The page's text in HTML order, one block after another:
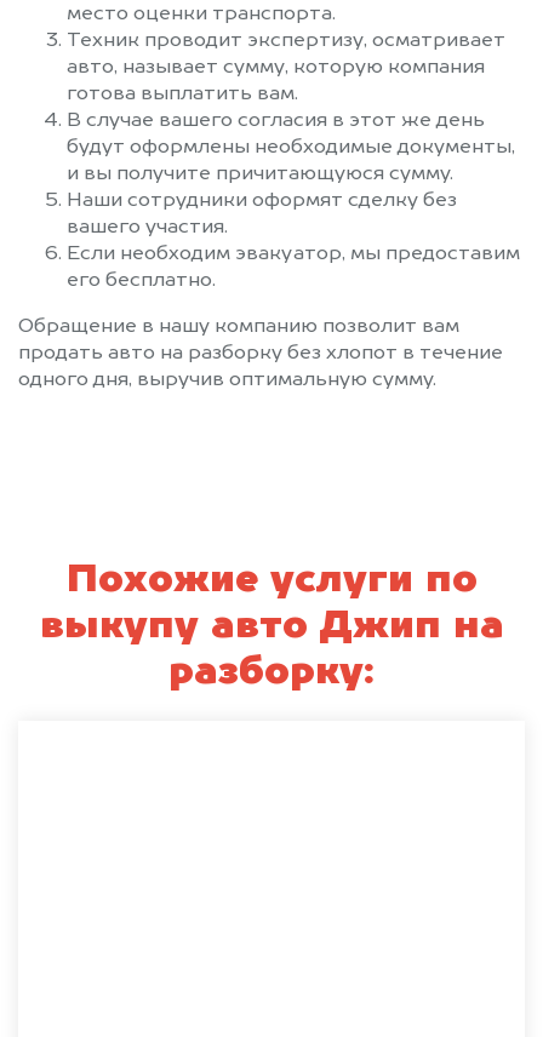
место оценки транспорта.
Техник проводит экспертизу, осматривает
авто, называет сумму, которую компания
готова выплатить вам.
В случае вашего согласия в этот же день
будут оформлены необходимые документы,
и вы получите причитающуюся сумму.
Наши сотрудники оформят сделку без
вашего участия.
Если необходим эвакуатор, мы предоставим
его бесплатно.
Обращение в нашу компанию позволит вам
продать авто на разборку без хлопот в течение
одного дня, выручив оптимальную сумму.
Похожие услуги по
выкупу авто Джип на
разборку: